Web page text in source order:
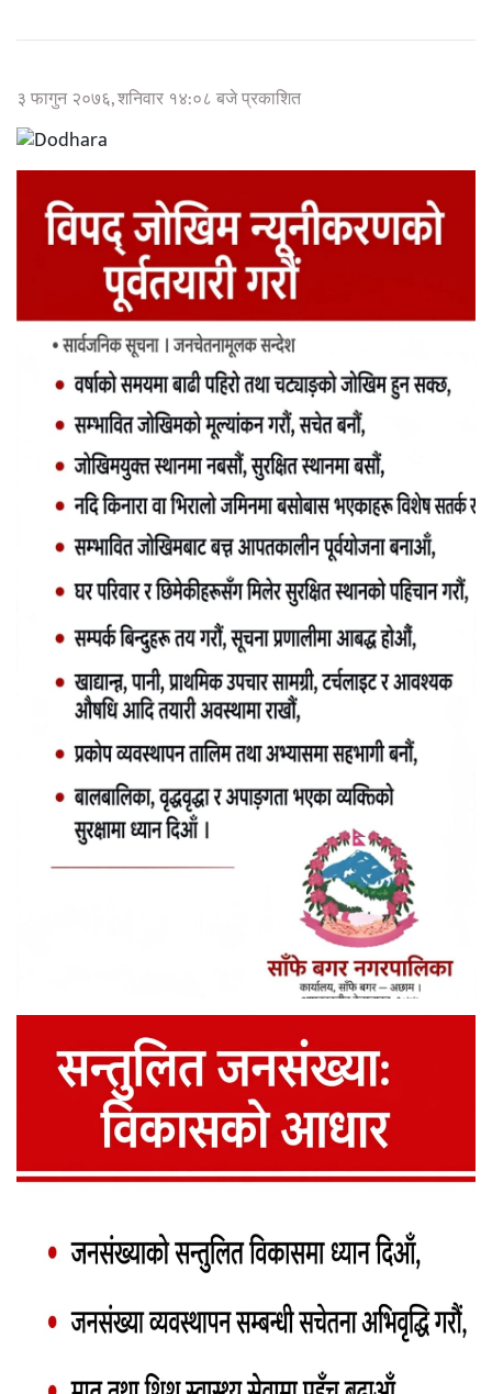
३ फागुन २०७६, शनिवार १४:०८ बजे प्रकाशित